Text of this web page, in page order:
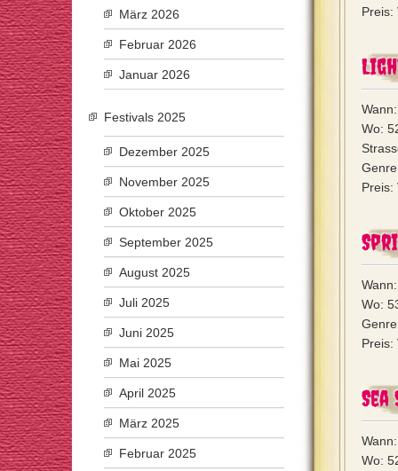
Preis:
Wo:
Preis:
Wo:
Preis:
Wo:
März 2026
Februar 2026
Januar 2026
Festivals 2025
Dezember 2025
November 2025
Oktober 2025
September 2025
August 2025
Juli 2025
Juni 2025
Mai 2025
April 2025
März 2025
Februar 2025